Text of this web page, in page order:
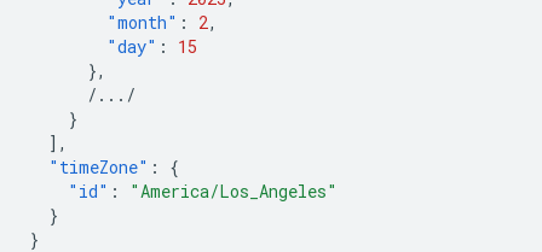
"month" : 2,
"day" :
15
},
/.../
}
],
"timeZone" :
{
"id" :
"America/Los_Angeles"
}
}